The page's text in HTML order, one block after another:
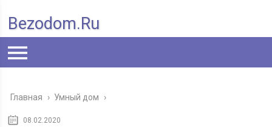
Bezodom.ru
Главная › Умный дом ›
08.02.2020